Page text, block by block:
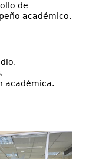
de
académico.
académica.